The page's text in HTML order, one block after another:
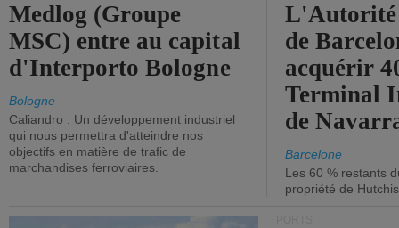
Medlog (Groupe
MSC) entre au capital
d'Interporto Bologne
Bologne
Caliandro : Un développement industriel
qui nous permettra d'atteindre nos
objectifs en matière de trafic de
marchandises ferroviaires.
de
acquérir
Terminal
de
Barcelone
Les 60 % restants
propriété de